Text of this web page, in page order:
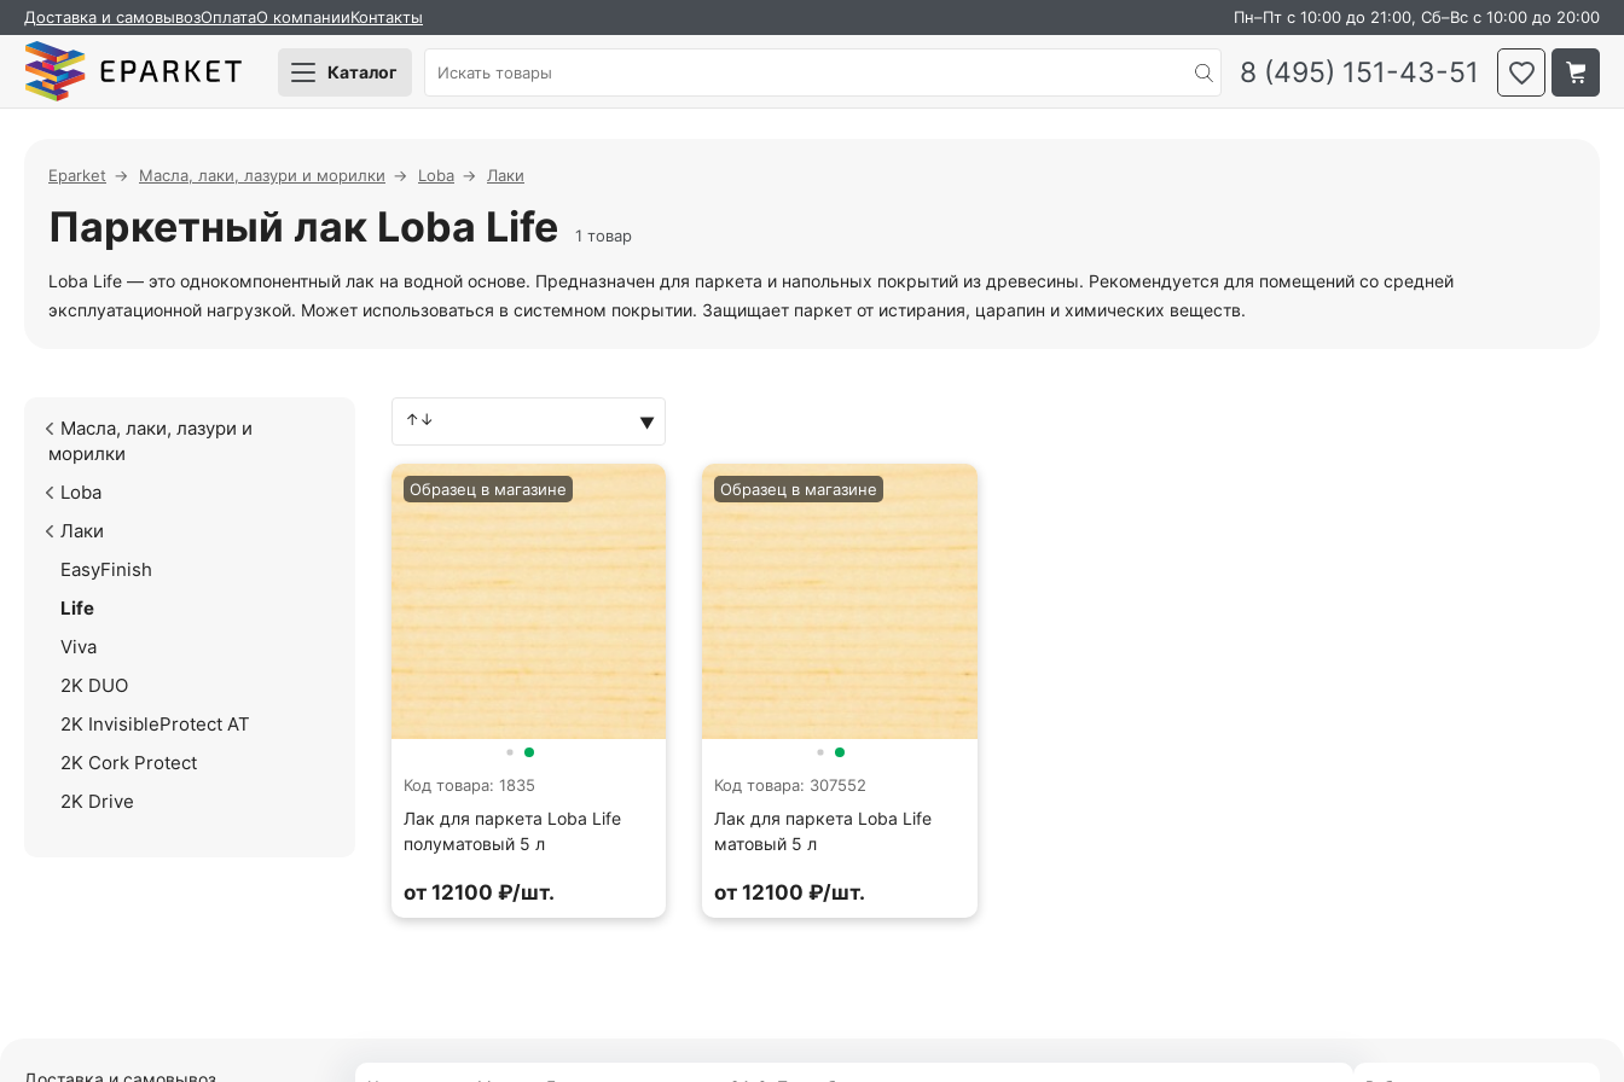
Доставка и самовывозОплатаО компанииКонтакты Пн–Пт с 10:00 до 21:00, Сб–Вс с 10:00 до 20:00
Каталог 8 (495) 151-43-51
Eparket Масла, лаки, лазури и морилки Loba Лаки
Паркетный лак Loba Life 1 товар
Loba Life — это однокомпонентный лак на водной основе. Предназначен для паркета и напольных покрытий из древесины. Рекомендуется для помещений со средней
эксплуатационной нагрузкой. Может использоваться в системном покрытии. Защищает паркет от истирания, царапин и химических веществ.
Масла, лаки, лазури и
морилки
Loba
Лаки
EasyFinish
Life
Viva
2K DUO
2K InvisibleProtect AT
2K Cork Protect
2K Drive
Код товара: 1835
Лак для паркета Loba Life
полуматовый 5 л
Образец в магазине
от 12100 ₽/шт.
Код товара: 307552
Лак для паркета Loba Life
матовый 5 л
Образец в магазине
от 12100 ₽/шт.